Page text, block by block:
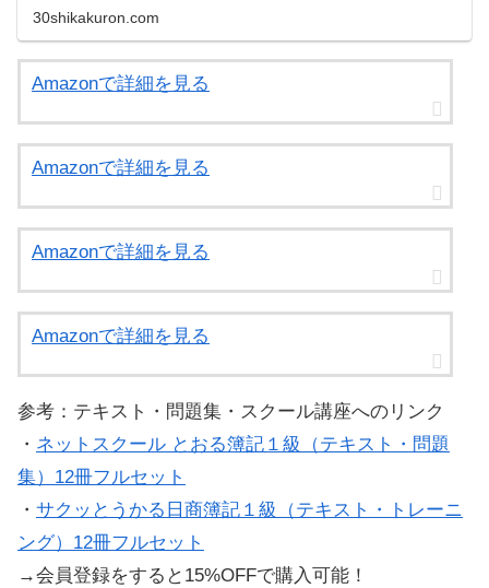
30shikakuron.com
Amazonで詳細を見る
Amazonで詳細を見る
Amazonで詳細を見る
Amazonで詳細を見る
参考：テキスト・問題集・スクール講座へのリンク
・ ネットスクール とおる簿記１級（テキスト・問題
集）12冊フルセット
・ サクッとうかる日商簿記１級（テキスト・トレーニ
ング）12冊フルセット
→会員登録をすると15%OFFで購入可能！